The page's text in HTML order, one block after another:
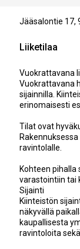
Jääsalontie 17,
Liiketilaa
Vuokrattavana
Vuokrattavana
sijainnilla.
erinomaisesti
Tilat ovat
ravintolalle.
Kohteen
varastointiin tai
Sijainti
Kiinteistön
näkyvällä
kaupallisesta
ravintoloita